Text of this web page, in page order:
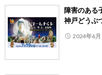
障害のある
神戸どうぶ
2024年6月